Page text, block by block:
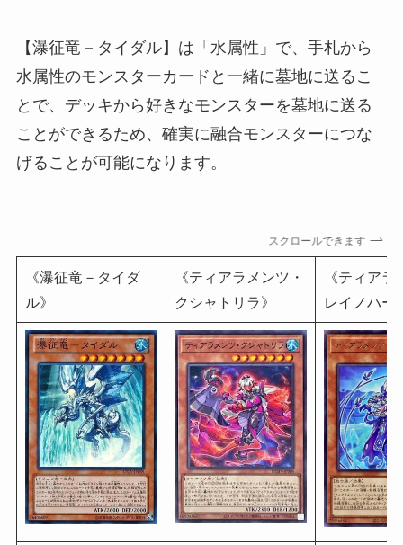
【瀑征竜－タイダル】は「水属性」で、手札から
水属性のモンスターカードと一緒に墓地に送るこ
とで、デッキから好きなモンスターを墓地に送る
ことができるため、確実に融合モンスターにつな
げることが可能になります。
スクロールできます
《瀑征竜－タイダ
ル》
《ティアラメンツ・
クシャトリラ》
《ティアラ
レイノハー